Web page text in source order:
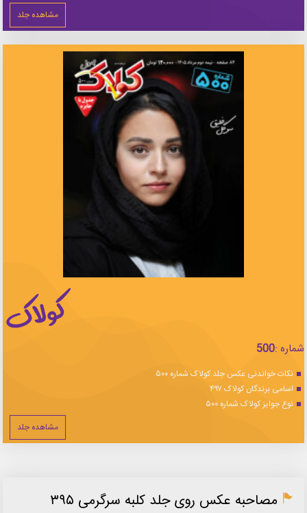
مشاهده جلد
شماره :500
نکات خواندنی عکس جلد کولاک شماره ۵۰۰
اسامی برندگان کولاک ۴۹۷
نوع جوایز کولاک شماره ۵۰۰
مشاهده جلد
مصاحبه عکس روی جلد کلبه سرگرمی ۳۹۵